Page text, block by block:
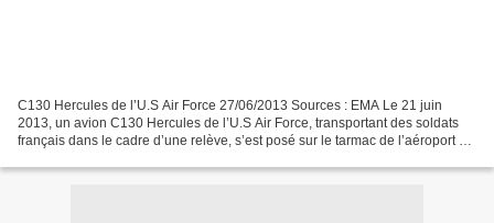
C130 Hercules de l’U.S Air Force 27/06/2013 Sources : EMA Le 21 juin
2013, un avion C130 Hercules de l’U.S Air Force, transportant des soldats
français dans le cadre d’une relève, s’est posé sur le tarmac de l’aéroport de